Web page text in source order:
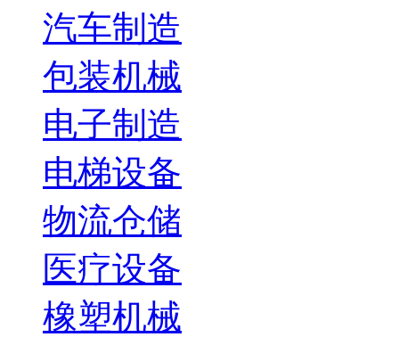
汽车制造
包装机械
电子制造
电梯设备
物流仓储
医疗设备
橡塑机械